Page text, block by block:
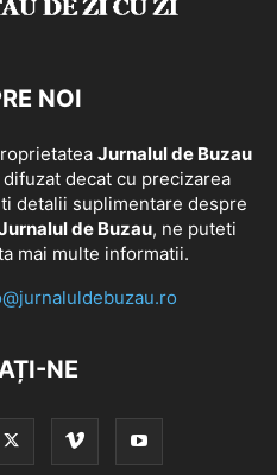
NOI
Jurnalul de Buzau
decat cu precizarea
detalii suplimentare despre
de Buzau, ne puteti
mai multe informatii.
NE